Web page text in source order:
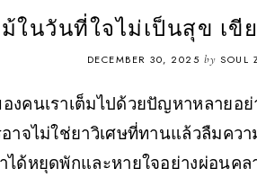
ในวันที่ใจไม่เป็นสุข เ
DECEMBER 30, 2025 by SOUL
คนเราเต็มไปด้วยปัญหาหลายอย่
อาจไม่ใช่ยาวิเศษที่ทานแล้วลืมคว
ได้หยุดพักและหายใจอย่างผ่อนคล